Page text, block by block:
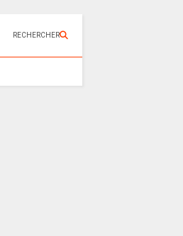
RECHERCHER